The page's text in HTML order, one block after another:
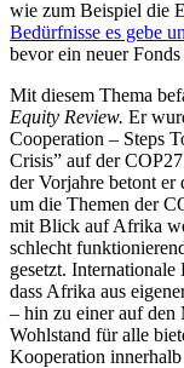
wie zum Beispiel die
Bedürfnisse es gebe
bevor ein neuer
Mit diesem Thema
Equity Review. Er
Cooperation – Steps
Crisis” auf der
der Vorjahre betont
um die Themen der
mit Blick auf Afrika
schlecht
gesetzt.
dass Afrika aus
– hin zu einer auf den
Wohlstand für alle
Kooperation